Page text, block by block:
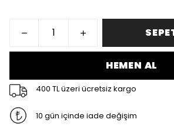
HEMEN AL
400 TL üzeri ücretsiz kargo
10 gün içinde iade değişim